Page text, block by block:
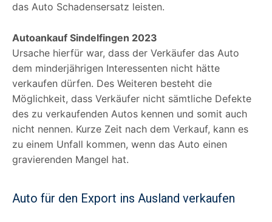
das Auto Schadensersatz leisten.
Autoankauf Sindelfingen 2023
Ursache hierfür war, dass der Verkäufer das Auto
dem minderjährigen Interessenten nicht hätte
verkaufen dürfen. Des Weiteren besteht die
Möglichkeit, dass Verkäufer nicht sämtliche Defekte
des zu verkaufenden Autos kennen und somit auch
nicht nennen. Kurze Zeit nach dem Verkauf, kann es
zu einem Unfall kommen, wenn das Auto einen
gravierenden Mangel hat.
Auto für den Export ins Ausland verkaufen